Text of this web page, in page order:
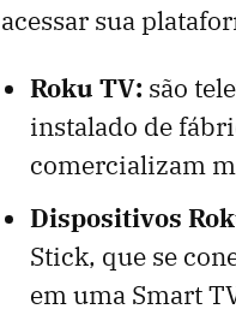
acessar sua
Roku TV: são
instalado de
comercializam
Dispositivos
Stick, que se
em uma Smart